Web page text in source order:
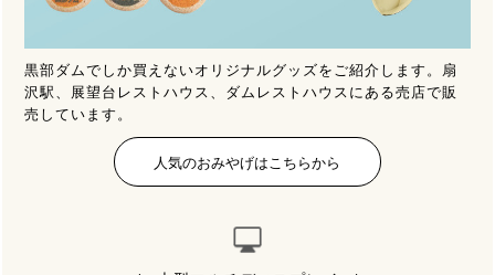
黒部ダムでしか買えないオリジナルグッズをご紹介します。扇
沢駅、展望台レストハウス、ダムレストハウスにある売店で販
売しています。
人気のおみやげはこちらから